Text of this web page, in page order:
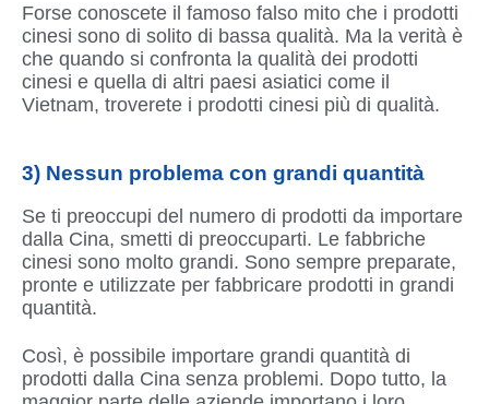
Forse conoscete il famoso falso mito che i prodotti
cinesi sono di solito di bassa qualità. Ma la verità è
che quando si confronta la qualità dei prodotti
cinesi e quella di altri paesi asiatici come il
Vietnam, troverete i prodotti cinesi più di qualità.
3) Nessun problema con grandi quantità
Se ti preoccupi del numero di prodotti da importare
dalla Cina, smetti di preoccuparti. Le fabbriche
cinesi sono molto grandi. Sono sempre preparate,
pronte e utilizzate per fabbricare prodotti in grandi
quantità.
Così, è possibile importare grandi quantità di
prodotti dalla Cina senza problemi. Dopo tutto, la